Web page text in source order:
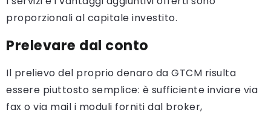
proporzionali al capitale investito.
Prelevare dal conto
Il prelievo del proprio denaro da GTCM risulta
essere piuttosto semplice: è sufficiente inviare via
fax o via mail i moduli forniti dal broker,